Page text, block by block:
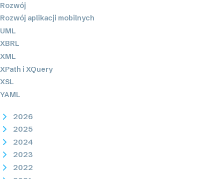
Rozwój
Rozwój aplikacji mobilnych
UML
XBRL
XML
XPath i XQuery
XSL
YAML
2026
2025
2024
2023
2022